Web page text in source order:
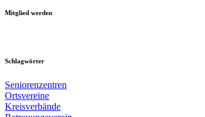
Mitglied werden
Schlagwörter
Seniorenzentren
Ortsvereine
Kreisverbände